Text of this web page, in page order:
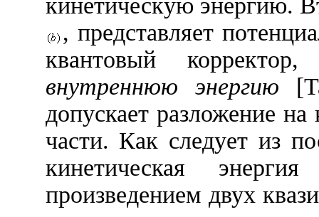
, представляет
квантовый
внутреннюю энергию
допускает разложение
части. Как следует из
кинетическая
произведением двух